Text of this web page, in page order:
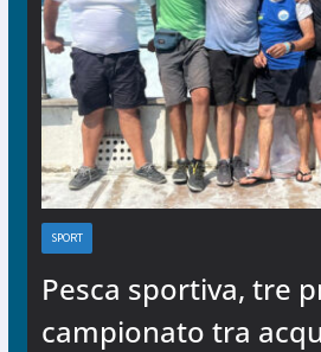
SPORT
Pesca sportiva, tre
campionato tra